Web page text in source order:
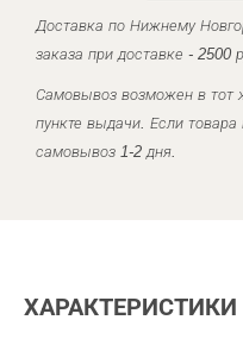
Доставка по Нижнему
заказа при доставке - 2500
Самовывоз возможен в тот
пункте выдачи. Если
самовывоз 1-2 дня.
ХАРАКТЕРИСТИКИ